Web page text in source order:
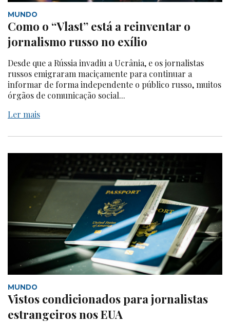
MUNDO
Como o “Vlast” está a reinventar o
jornalismo russo no exílio
Desde que a Rússia invadiu a Ucrânia, e os jornalistas
russos emigraram maciçamente para continuar a
informar de forma independente o público russo, muitos
órgãos de comunicação social...
Ler mais
MUNDO
Vistos condicionados para jornalistas
estrangeiros nos EUA